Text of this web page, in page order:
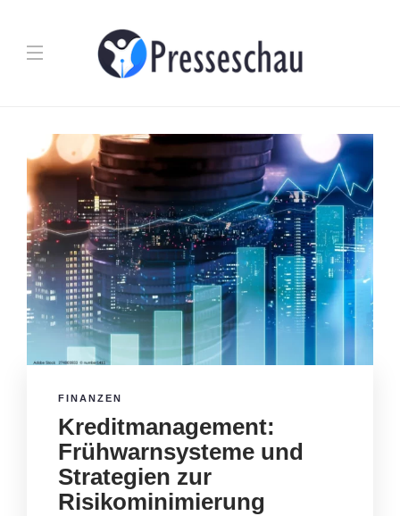
FINANZEN
Kreditmanagement:
Frühwarnsysteme und
Strategien zur
Risikominimierung